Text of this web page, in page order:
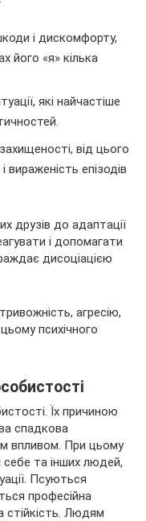
і дискомфорту,
його «я» кілька
які найчастіше
від цього
епізодів
друзів до адаптації
і допомагати
дисоціацією
агресію,
психічного
Їх причиною
спадкова
впливом. При цьому
та інших людей,
Псуються
професійна
стійкість. Людям